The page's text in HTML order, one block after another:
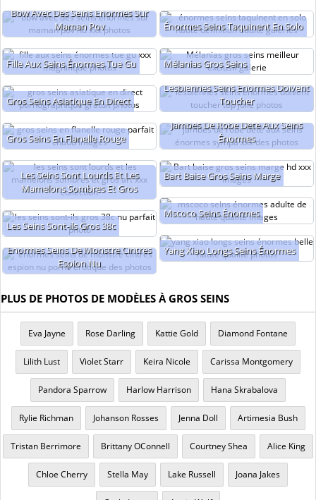
Bbw Avec Des Seins Énormes Sur
Maman Pov
Énormes Seins Taquinent En Solo
Fille Aux Seins Énormes Tue Gu Mélanias Gros Seins
Gros Seins Asiatique En Direct
Lesbiennes Seins Énormes Doivent
Toucher
Gros Seins En Flanelle Rouge
Jambes De Robe Dété Aux Seins
Énormes
Les Seins Sont Lourds Et Les
Mamelons Sombres Et Gros
Bart Baise Gros Seins Marge
Mscoco Seins Énormes
Les Seins Sont-ils Gros 38c
Yang Xiao Longs Seins Énormes
Énormes Seins De Monstre Cintres
Espion Nu
PLUS DE PHOTOS DE MODÈLES À GROS SEINS
Eva Jayne Rose Darling Kattie Gold Diamond Fontane
Lilith Lust Violet Starr Keira Nicole Carissa Montgomery
Pandora Sparrow Harlow Harrison Hana Skrabalova
Rylie Richman Johanson Rosses Jenna Doll Artimesia Bush
Tristan Berrimore Brittany OConnell Courtney Shea Alice King
Chloe Cherry Stella May Lake Russell Joana Jakes